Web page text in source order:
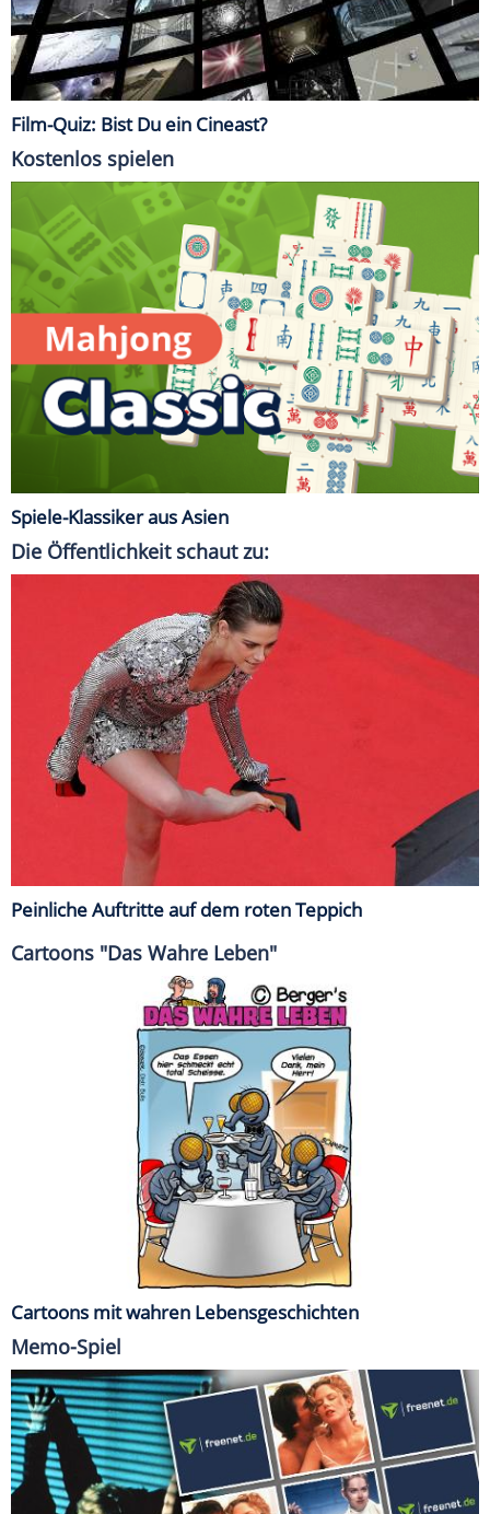
Film-Quiz: Bist Du ein Cineast?
Kostenlos spielen
Spiele-Klassiker aus Asien
Die Öffentlichkeit schaut zu:
Peinliche Auftritte auf dem roten Teppich
Cartoons "Das Wahre Leben"
Cartoons mit wahren Lebensgeschichten
Memo-Spiel